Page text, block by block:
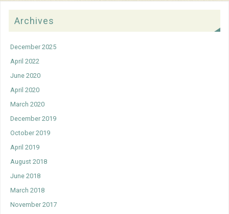
Archives
December 2025
April 2022
June 2020
April 2020
March 2020
December 2019
October 2019
April 2019
August 2018
June 2018
March 2018
November 2017